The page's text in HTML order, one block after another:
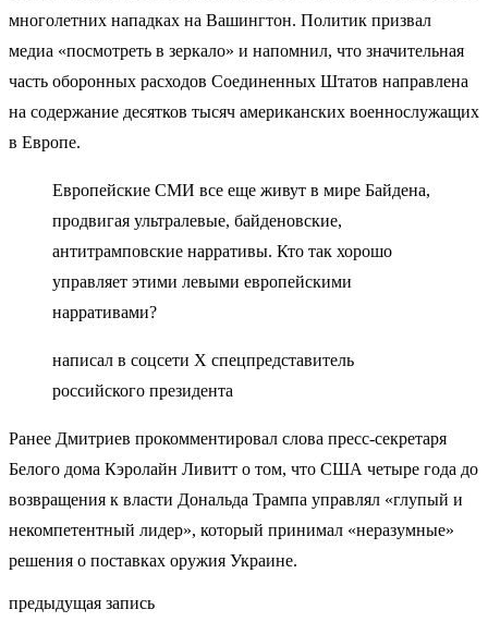
многолетних нападках на Вашингтон. Политик призвал
медиа «посмотреть в зеркало» и напомнил, что значительная
часть оборонных расходов Соединенных Штатов направлена
на содержание десятков тысяч американских военнослужащих
в Европе.
Европейские СМИ все еще живут в мире Байдена,
продвигая ультралевые, байденовские,
антитрамповские нарративы. Кто так хорошо
управляет этими левыми европейскими
нарративами?
написал в соцсети Х спецпредставитель
российского президента
Ранее Дмитриев прокомментировал слова пресс-секретаря
Белого дома Кэролайн Ливитт о том, что США четыре года до
возвращения к власти Дональда Трампа управлял «глупый и
некомпетентный лидер», который принимал «неразумные»
решения о поставках оружия Украине.
предыдущая запись